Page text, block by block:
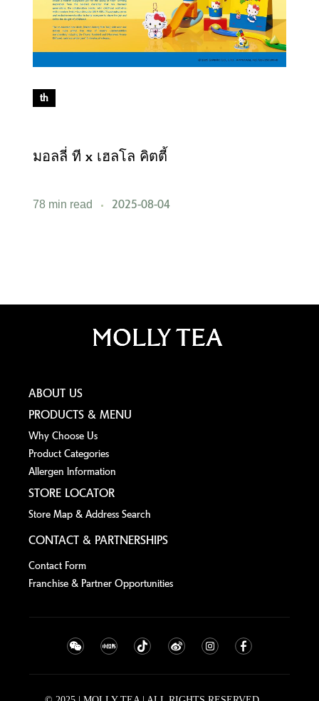
th
มอลลี่ ที x เฮลโล คิตตี้
78 min read 2025-08-04
ABOUT US
PRODUCTS & MENU
Why Choose Us
Product Categories
Allergen lnformation
STORE LOCATOR
Store Map & Address Search
CONTACT & PARTNERSHIPS
Contact Form
Franchise & Partner Opportunities